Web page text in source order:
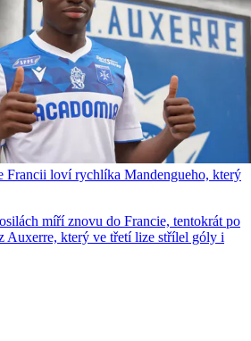
Francii loví rychlíka Mandengueho, který
míří znovu do Francie, tentokrát po
Auxerre, který ve třetí lize střílel góly i